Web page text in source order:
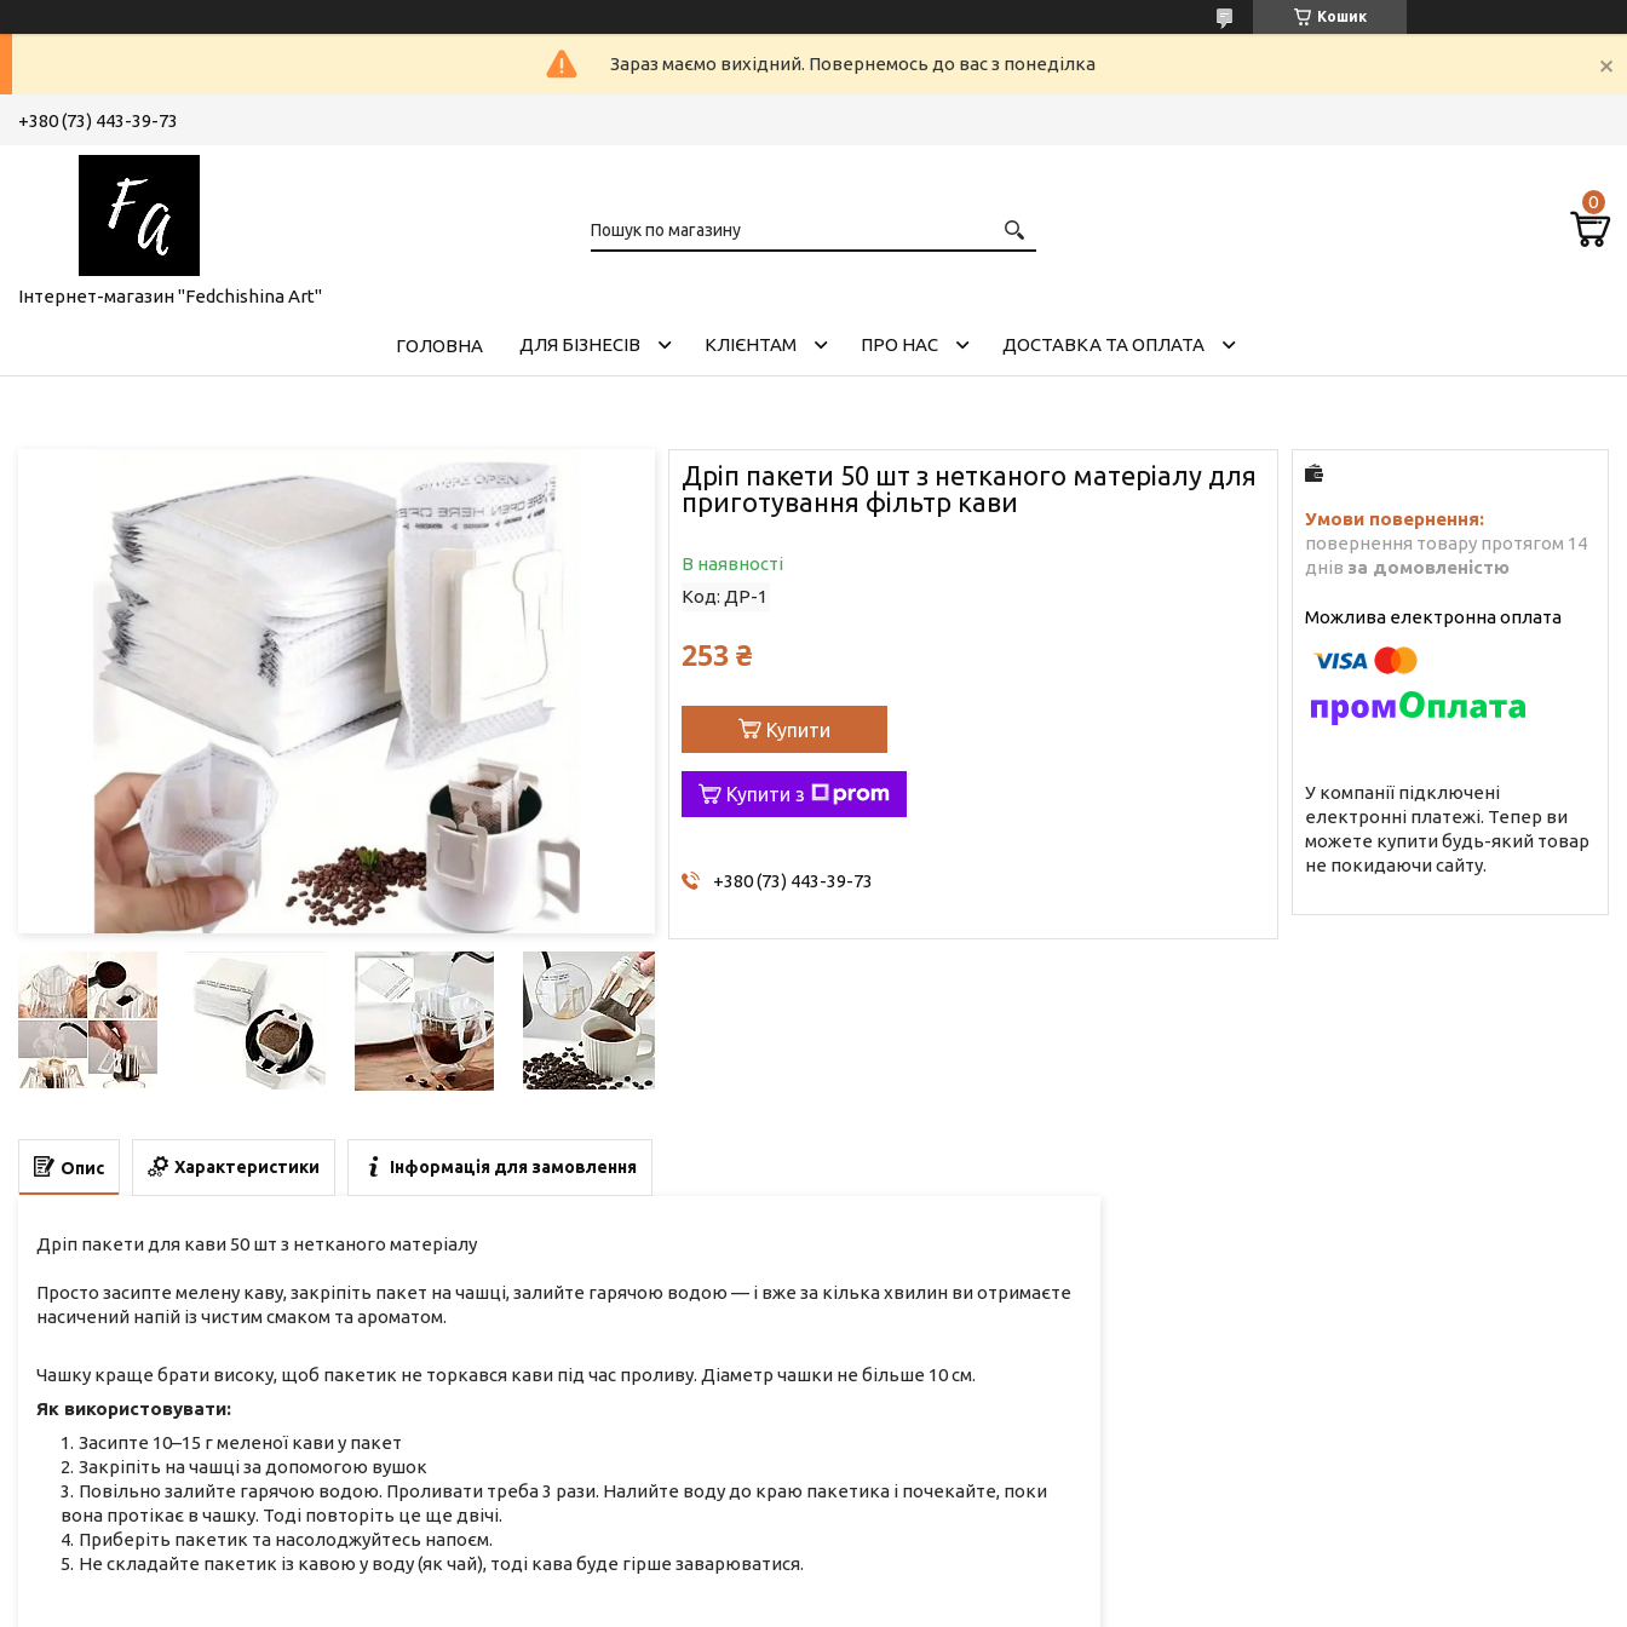
Кошик
Зараз маємо вихідний. Повернемось до вас з понеділка
+380 (73) 443-39-73
Інтернет-магазин "Fedchishina Art"
ГОЛОВНА ДЛЯ БІЗНЕСІВ КЛІЄНТАМ ПРО НАС ДОСТАВКА ТА ОПЛАТА
Дріп пакети 50 шт з нетканого матеріалу для
приготування фільтр кави
В наявності
Код: ДР-1
253 ₴
Купити
Купити з
+380 (73) 443-39-73
повернення товару протягом 14
днів за домовленістю
У компанії підключені
електронні платежі. Тепер ви
можете купити будь-який товар
не покидаючи сайту.
Опис Характеристики Інформація для замовлення
Дріп пакети для кави 50 шт з нетканого матеріалу
Просто засипте мелену каву, закріпіть пакет на чашці, залийте гарячою водою — і вже за кілька хвилин ви отримаєте
насичений напій із чистим смаком та ароматом.
Чашку краще брати високу, щоб пакетик не торкався кави під час проливу. Діаметр чашки не більше 10 см.
Як використовувати:
Засипте 10–15 г меленої кави у пакет
Закріпіть на чашці за допомогою вушок
Повільно залийте гарячою водою. Проливати треба 3 рази. Налийте воду до краю пакетика і почекайте, поки
вона протікає в чашку. Тоді повторіть це ще двічі.
Приберіть пакетик та насолоджуйтесь напоєм.
Не складайте пакетик із кавою у воду (як чай), тоді кава буде гірше заварюватися.